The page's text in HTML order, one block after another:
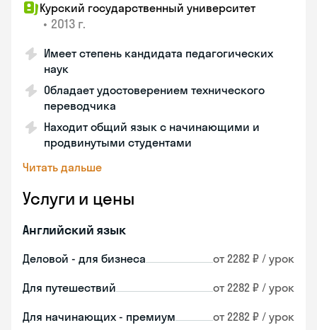
Курский государственный университет
• 2013 г.
Имеет степень кандидата педагогических
наук
Обладает удостоверением технического
переводчика
Находит общий язык с начинающими и
продвинутыми студентами
Читать дальше
Услуги и цены
Английский язык
Деловой - для бизнеса от 2282 ₽ / урок
Для путешествий от 2282 ₽ / урок
Для начинающих - премиум от 2282 ₽ / урок